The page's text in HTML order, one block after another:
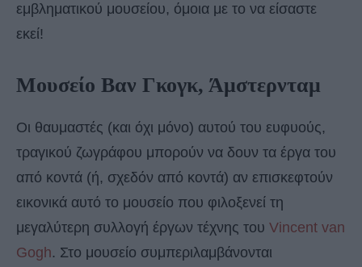
εμβληματικού μουσείου, όμοια με το να είσαστε
εκεί!
Μουσείο Βαν Γκογκ, Άμστερνταμ
Οι θαυμαστές (και όχι μόνο) αυτού του ευφυούς,
τραγικού ζωγράφου μπορούν να δουν τα έργα του
από κοντά (ή, σχεδόν από κοντά) αν επισκεφτούν
εικονικά αυτό το μουσείο που φιλοξενεί τη
μεγαλύτερη συλλογή έργων τέχνης του Vincent van
Gogh. Στο μουσείο συμπεριλαμβάνονται